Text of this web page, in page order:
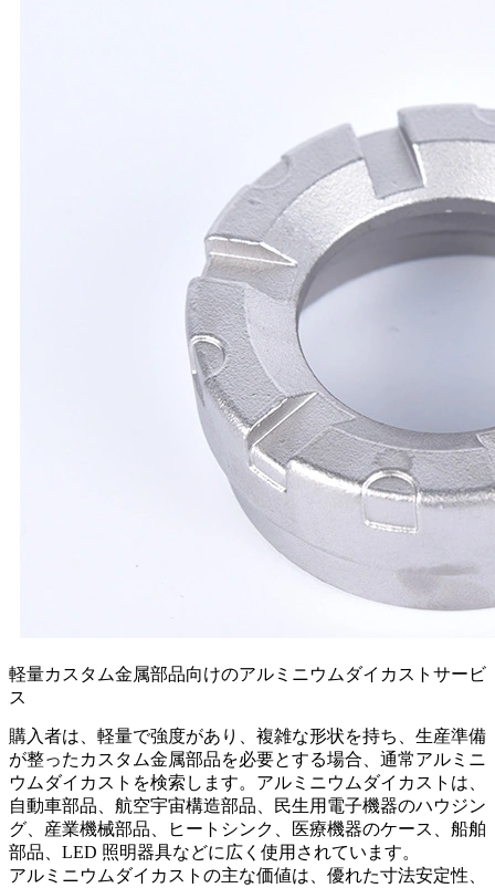
軽量カスタム金属部品向けのアルミニウムダイカストサービ
ス
購入者は、軽量で強度があり、複雑な形状を持ち、生産準備
が整ったカスタム金属部品を必要とする場合、通常アルミニ
ウムダイカスト を検索します。アルミニウムダイカストは、
自動車部品、航空宇宙構造部品、民生用電子機器のハウジン
グ、産業機械部品、ヒートシンク、医療機器のケース、船舶
部品、LED 照明器具などに広く使用されています。
アルミニウムダイカストの主な価値は、優れた寸法安定性、